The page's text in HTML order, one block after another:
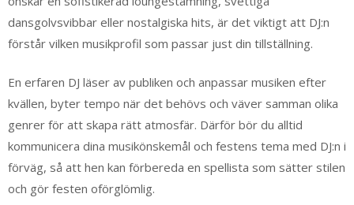
dansgolvsvibbar eller nostalgiska hits, är det viktigt att DJ:n
förstår vilken musikprofil som passar just din tillställning.
En erfaren DJ läser av publiken och anpassar musiken efter
kvällen, byter tempo när det behövs och väver samman olika
genrer för att skapa rätt atmosfär. Därför bör du alltid
kommunicera dina musikönskemål och festens tema med DJ:n i
förväg, så att hen kan förbereda en spellista som sätter stilen
och gör festen oförglömlig.